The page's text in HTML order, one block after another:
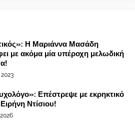
Η Μαριάννα Μασάδη
με ακόμα μία υπέροχη μελωδική
2023
Επέστρεψε με εκρηκτικό
Ντίσιου!
2026